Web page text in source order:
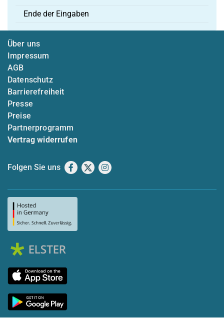
Ende der Eingaben
Über uns
Impressum
AGB
Datenschutz
Barrierefreiheit
Presse
Preise
Partnerprogramm
Vertrag widerrufen
Folgen Sie uns Facebook
X Instagram